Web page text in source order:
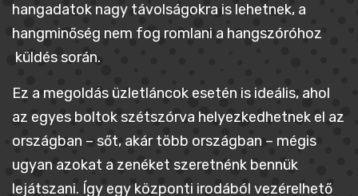
hangadatok nagy távolságokra is lehetnek, a
hangminőség nem fog romlani a hangszóróhoz
küldés során.
Ez a megoldás üzletláncok esetén is ideális, ahol
az egyes boltok szétszórva helyezkedhetnek el az
országban – sőt, akár több országban – mégis
ugyan azokat a zenéket szeretnénk bennük
lejátszani. Így egy központi irodából vezérelhető